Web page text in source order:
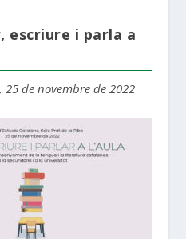
escriure i parla a
25 de novembre de 2022